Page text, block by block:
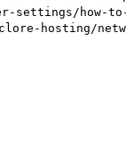
settings/
hosting/